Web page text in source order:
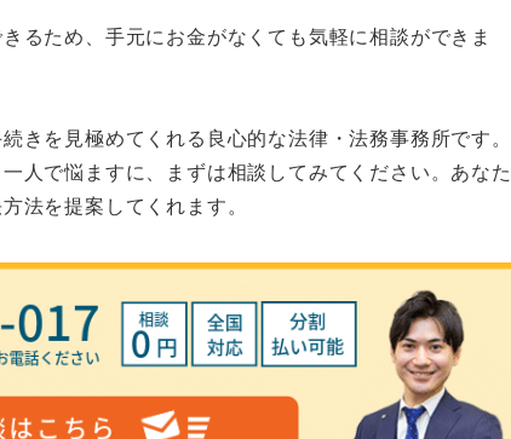
るため、手元にお金がなくても気軽に相談ができま
きを見極めてくれる良心的な法律・法務事務所です。
人で悩ますに、まずは相談してみてください。あなた
法を提案してくれます。